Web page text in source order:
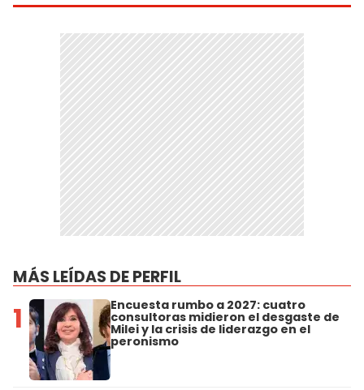
MÁS LEÍDAS DE PERFIL
1 Encuesta rumbo a 2027: cuatro
consultoras midieron el desgaste de
Milei y la crisis de liderazgo en el
peronismo